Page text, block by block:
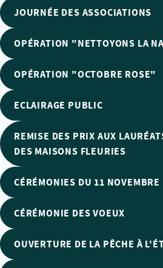
JOURNÉE DES ASSOCIATIONS
OPÉRATION "NETTOYONS LA
OPÉRATION "OCTOBRE ROSE"
ECLAIRAGE PUBLIC
REMISE DES PRIX AUX
DES MAISONS FLEURIES
CÉRÉMONIES DU 11 NOVEMBRE
CÉRÉMONIE DES VOEUX
OUVERTURE DE LA PÊCHE À